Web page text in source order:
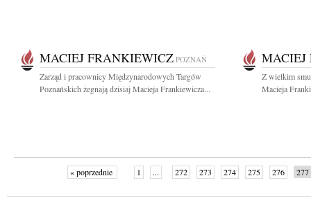
MACIEJ FRANKIEWICZ POZNAŃ
Zarząd i pracownicy Międzynarodowych Targów
Poznańskich żegnają dzisiaj Macieja Frankiewicza...
MACIEJ
Z wielkim
Macieja
« poprzednie 1 ... 272 273 274 275 276 277